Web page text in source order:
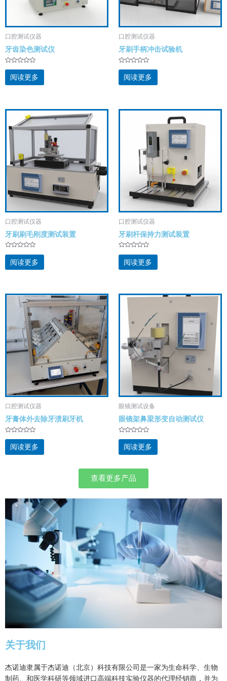
口腔测试仪器
牙齿染色测试仪
评
分
&
;
阅读更多
口腔测试仪器
牙刷手柄冲击试验机
评
分
&
;
阅读更多
口腔测试仪器
牙刷刷毛刚度测试装置
评
分
&
;
阅读更多
口腔测试仪器
牙刷杆保持力测试装置
评
分
&
;
阅读更多
口腔测试仪器
牙膏体外去除牙渍刷牙机
评
分
&
阅读更多
眼镜测试设备
眼镜架鼻梁形变自动测试仪
评
分
&
;
阅读更多
查看更多产品
关于我们
杰诺迪隶属于杰诺迪（北京）科技有限公司是一家为生命科学、生物
制药、和医学科研等领域进口高端科技实验仪器的代理经销商，并为